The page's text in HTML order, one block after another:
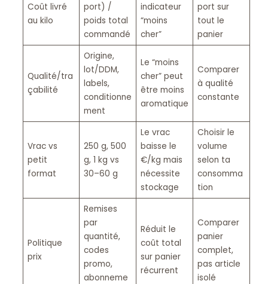
Coût livré
au kilo
port) /
poids total
commandé
indicateur
“moins
cher”
port sur
tout le
panier
Qualité/tra
çabilité
Origine,
lot/DDM,
labels,
conditionne
ment
Le “moins
cher” peut
être moins
aromatique
Comparer
à qualité
constante
Vrac vs
petit
format
250 g, 500
g, 1 kg vs
30–60 g
Le vrac
baisse le
€/kg mais
nécessite
stockage
Choisir le
volume
selon ta
consomma
tion
Politique
prix
Remises
par
quantité,
codes
promo,
abonneme
Réduit le
coût total
sur panier
récurrent
Comparer
panier
complet,
pas article
isolé